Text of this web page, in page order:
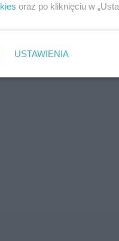
oraz po kliknięciu w
USTAWIENIA